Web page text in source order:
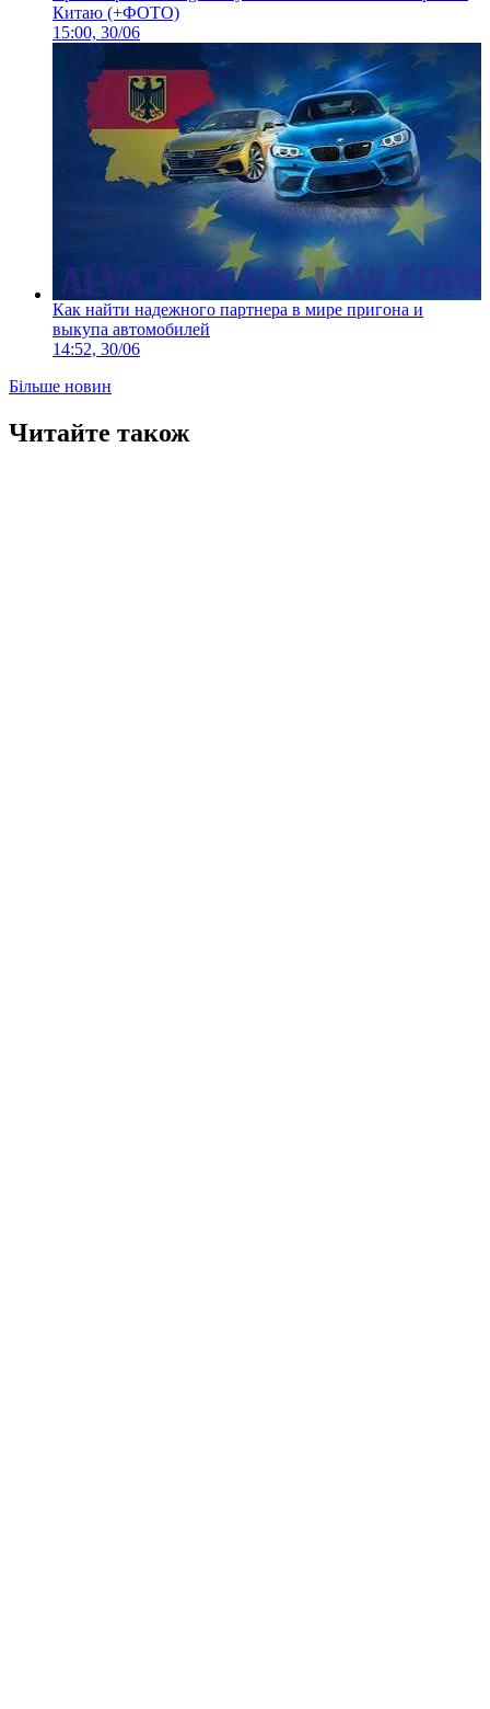
Китаю (+ФОТО)
15:00, 30/06
Как найти надежного партнера в мире пригона и
выкупа автомобилей
14:52, 30/06
Більше новин
Читайте також